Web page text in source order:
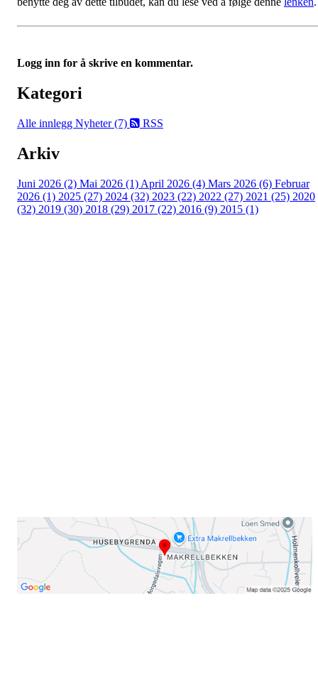
Logg inn for å skrive en kommentar.
Kategori
Alle innlegg Nyheter (7) RSS
Arkiv
Juni 2026 (2) Mai 2026 (1) April 2026 (4) Mars 2026 (6) Februar
2026 (1) 2025 (27) 2024 (32) 2023 (22) 2022 (27) 2021 (25) 2020
(32) 2019 (30) 2018 (29) 2017 (22) 2016 (9) 2015 (1)